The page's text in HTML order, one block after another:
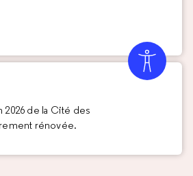
de la Cité des
rénovée.